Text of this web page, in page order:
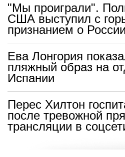
"Мы проиграли".
США выступил с
признанием о России
Ева Лонгория
пляжный образ на
Испании
Перес Хилтон
после тревожной
трансляции в